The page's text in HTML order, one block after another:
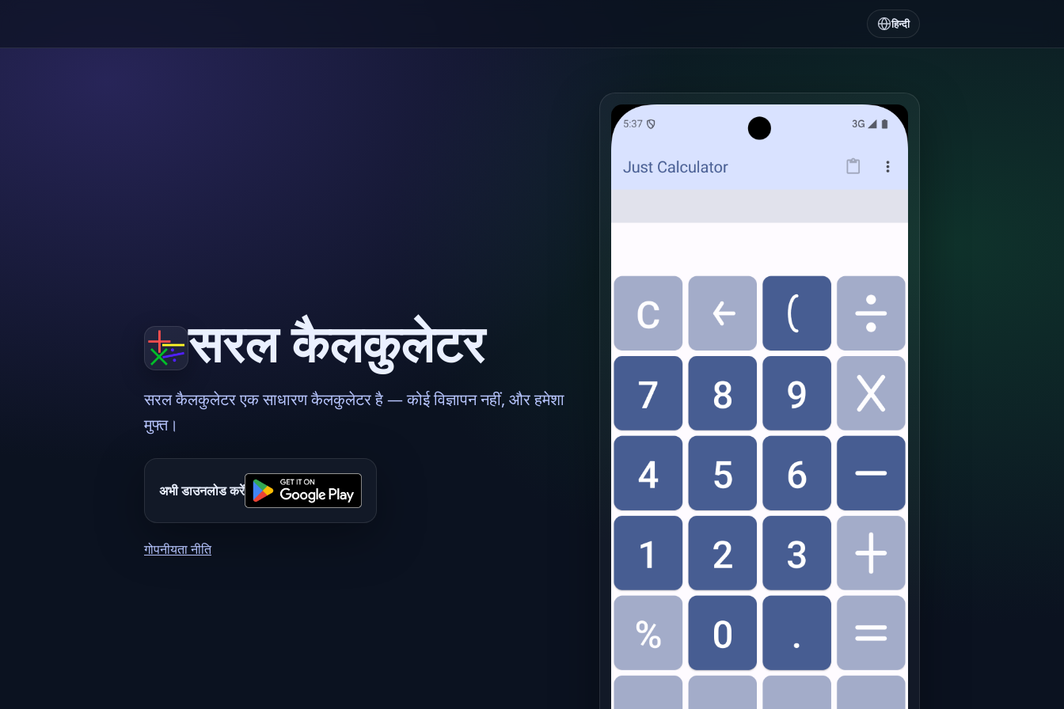
हिन्दी
सरल कैलकुलेटर
सरल कैलकुलेटर एक साधारण कैलकुलेटर है — कोई विज्ञापन नहीं, और हमेशा
मुफ्त।
अभी डाउनलोड करें
गोपनीयता नीति